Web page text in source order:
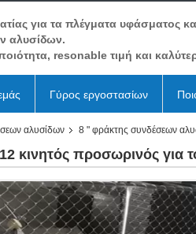
για τα πλέγματα υφάσματος
αλυσίδων.
resonable τιμή και
Γύρος εργοστασίων
αλυσίδων
8 " φράκτης συνδέσεων
προσωρινός για